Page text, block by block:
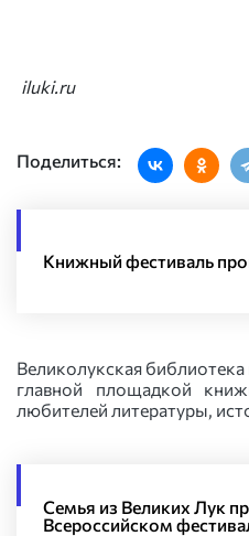
iluki.ru
Поделиться:
Книжный фестиваль
Великолукская
главной площадкой
любителей литературы,
Семья из Великих Лук
Всероссийском